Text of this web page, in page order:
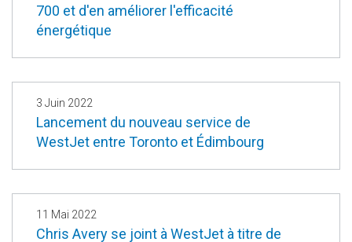
700 et d'en améliorer l'efficacité
énergétique
3 Juin 2022
Lancement du nouveau service de
WestJet entre Toronto et Édimbourg
11 Mai 2022
Chris Avery se joint à WestJet à titre de